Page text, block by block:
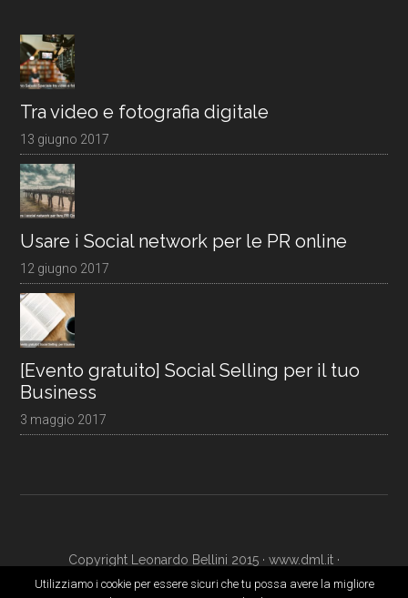
Tra video e fotografia digitale
13 giugno 2017
Usare i Social network per le PR online
12 giugno 2017
[Evento gratuito] Social Selling per il tuo
Business
3 maggio 2017
Copyright Leonardo Bellini 2015 · www.dml.it ·
www.digitalmarketingacademy.it· Login
Utilizziamo i cookie per essere sicuri che tu possa avere la migliore